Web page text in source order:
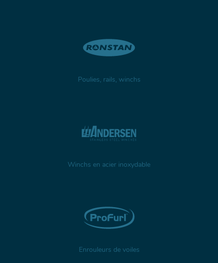
Poulies, rails, winchs
Winchs en acier inoxydable
Enrouleurs de voiles